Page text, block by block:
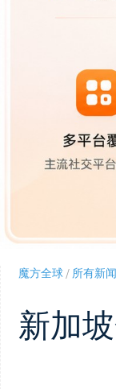
魔方全球/ 所有新闻
新加